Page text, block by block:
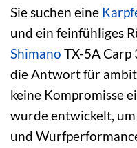
Sie suchen eine
und ein feinfühliges
Shimano TX-5A Carp
die Antwort für
keine Kompromisse
wurde entwickelt,
und